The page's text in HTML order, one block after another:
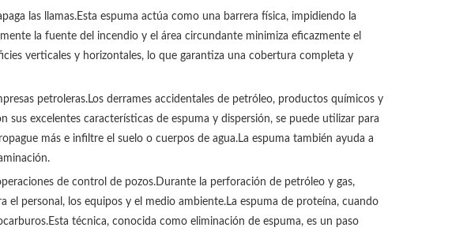
las llamas.Esta espuma actúa como una barrera física, impidiendo la
la fuente del incendio y el área circundante minimiza eficazmente el
verticales y horizontales, lo que garantiza una cobertura completa y
petroleras.Los derrames accidentales de petróleo, productos químicos y
sus excelentes características de espuma y dispersión, se puede utilizar para
más e infiltre el suelo o cuerpos de agua.La espuma también ayuda a
de control de pozos.Durante la perforación de petróleo y gas,
personal, los equipos y el medio ambiente.La espuma de proteína, cuando
técnica, conocida como eliminación de espuma, es un paso